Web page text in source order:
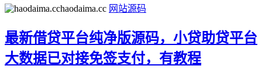
haodaima.cc 网站源码
最新借贷平台纯净版源码，小贷助贷平台
大数据已对接免签支付，有教程